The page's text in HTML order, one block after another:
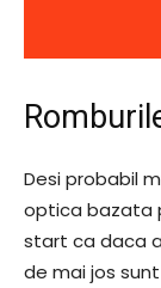
Desi probabil
optica bazata
start ca daca
de mai jos